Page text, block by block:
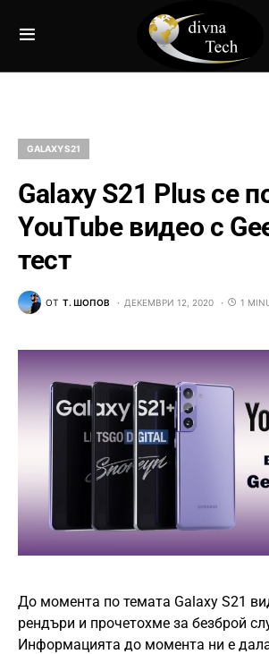
GALAXY S21
Galaxy S21 Plus се
YouTube видео с
тест
ОТ Т. ШОПОВ ДЕКЕМВРИ 12, 2020 1
До момента по темата Galaxy S21
рендъри и прочетохме за безброй
Информацията до момента ни е